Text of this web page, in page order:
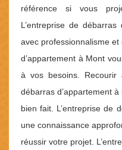
référence si vous
L’entreprise de
avec professionnalisme et
d’appartement à Mont
à vos besoins. Recourir
débarras d’appartement à
bien fait. L’entreprise de
une connaissance
réussir votre projet.